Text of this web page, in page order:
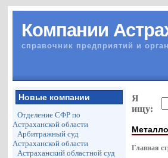
Компании
справочник предприятий и
Новые компании
Отделение СФР по
Астраханской области
Арбитражный суд
Астраханской области
Астраханский областной суд
Я
ищу:
Главная